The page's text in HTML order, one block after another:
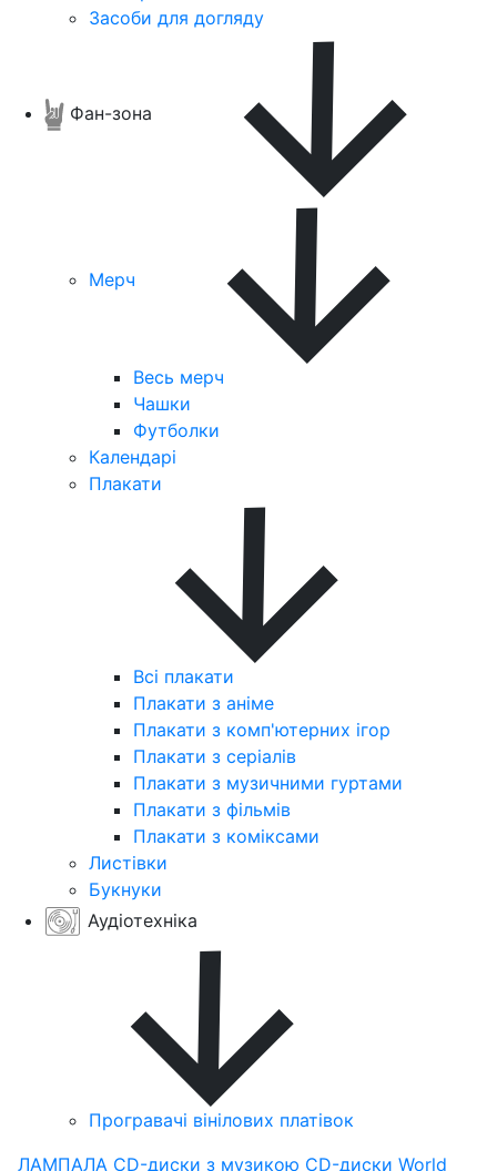
Засоби для догляду
Фан-зона
Мерч
Весь мерч
Чашки
Футболки
Календарі
Плакати
Всі плакати
Плакати з аніме
Плакати з комп'ютерних ігор
Плакати з серіалів
Плакати з музичними гуртами
Плакати з фільмів
Плакати з коміксами
Листівки
Букнуки
Аудіотехніка
Програвачі вінілових платівок
ЛАМПАЛА CD-диски з музикою CD-диски World